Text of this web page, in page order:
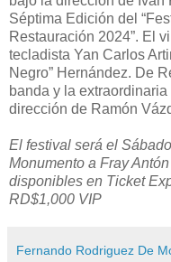
Séptima Edición del
Restauración 2024”. El
tecladista Yan Carlos
Negro” Hernández. De
banda y la
dirección de Ramón
El festival será el
Monumento a Fray
disponibles en Ticket
RD$1,000 VIP
Fernando Rodriguez De